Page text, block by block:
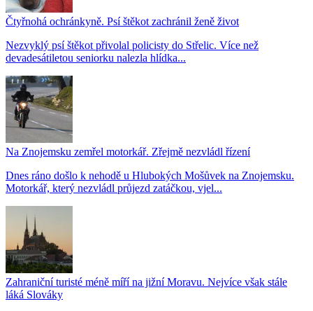
Čtyřnohá ochránkyně. Psí štěkot zachránil ženě život
Nezvyklý psí štěkot přivolal policisty do Střelic. Více než
devadesátiletou seniorku nalezla hlídka...
Na Znojemsku zemřel motorkář. Zřejmě nezvládl řízení
Dnes ráno došlo k nehodě u Hlubokých Mošůvek na Znojemsku.
Motorkář, který nezvládl průjezd zatáčkou, vjel...
Zahraniční turisté méně míří na jižní Moravu. Nejvíce však stále
láká Slováky